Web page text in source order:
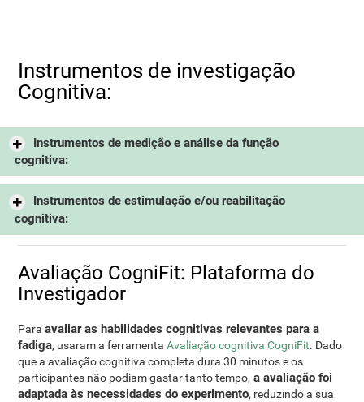
Instrumentos de investigação
Cognitiva:
Instrumentos de medição e análise da função
cognitiva:
Instrumentos de estimulação e/ou reabilitação
cognitiva:
Avaliação CogniFit: Plataforma do
Investigador
Paraavaliar as habilidades cognitivas relevantes para a
fadiga, usaram a ferramenta Avaliação cognitiva CogniFit. Dado
que a avaliação cognitiva completa dura 30 minutos e os
participantes não podiam gastar tanto tempo, a avaliação foi
adaptada às necessidades do experimento, reduzindo a sua